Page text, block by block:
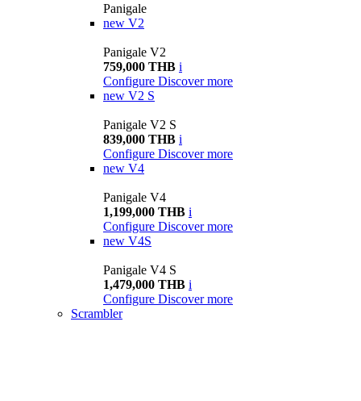
Panigale
new V2
Panigale V2
759,000 THB i
Configure Discover more
new V2 S
Panigale V2 S
839,000 THB i
Configure Discover more
new V4
Panigale V4
1,199,000 THB i
Configure Discover more
new V4S
Panigale V4 S
1,479,000 THB i
Configure Discover more
Scrambler